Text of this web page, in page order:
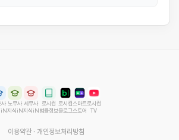
사
iN
노무사
지식iN
세무사
지식iN
로시컴
법률정보
로시컴
블로그
스마트
스토어
로시컴
TV
이용약관· 개인정보처리방침